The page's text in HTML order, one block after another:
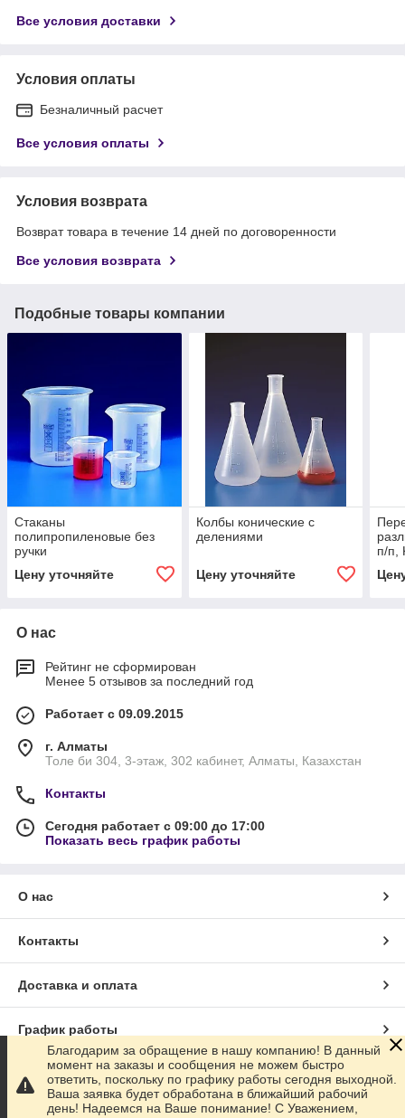
Все условия доставки
Условия оплаты
Безналичный расчет
Все условия оплаты
Условия возврата
Возврат товара в течение 14 дней по договоренности
Все условия возврата
Подобные товары компании
Стаканы
полипропиленовые без
ручки
Цену уточняйте
Колбы конические с
делениями
Цену уточняйте
п/п,
О нас
Рейтинг не сформирован
Менее 5 отзывов за последний год
Работает с 09.09.2015
г. Алматы
Толе би 304, 3-этаж, 302 кабинет, Алматы, Казахстан
Контакты
Сегодня работает с 09:00 до 17:00
Показать весь график работы
О нас
Контакты
Доставка и оплата
График работы
Полная версия сайта
Благодарим за обращение в нашу компанию! В данный
момент на заказы и сообщения не можем быстро
ответить, поскольку по графику работы сегодня выходной.
Ваша заявка будет обработана в ближайший рабочий
день! Надеемся на Ваше понимание! С Уважением,